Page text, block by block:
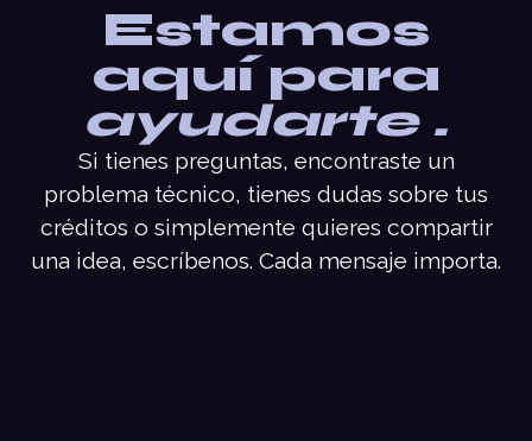
Estamos
aquí para
ayudarte .
Si tienes preguntas, encontraste un
problema técnico, tienes dudas sobre tus
créditos o simplemente quieres compartir
una idea, escríbenos. Cada mensaje importa.